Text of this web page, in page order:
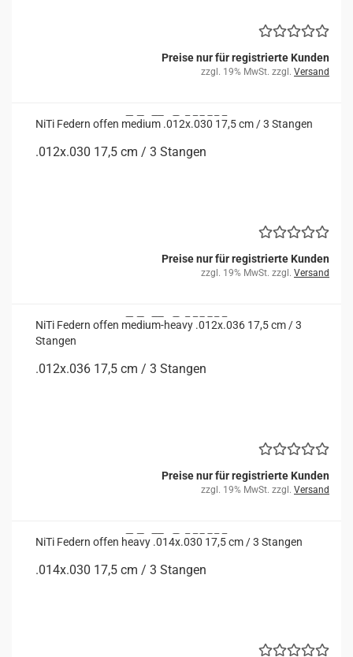
Preise nur für registrierte Kunden
zzgl. 19% MwSt. zzgl. Versand
NiTi Fe­dern offen me­di­um .012x.030 17,5 cm / 3 Stan­gen
.012x.030 17,5 cm / 3 Stan­gen
Preise nur für registrierte Kunden
zzgl. 19% MwSt. zzgl. Versand
NiTi Fe­dern offen medium-​​heavy .012x.036 17,5 cm / 3
Stan­gen
.012x.036 17,5 cm / 3 Stan­gen
Preise nur für registrierte Kunden
zzgl. 19% MwSt. zzgl. Versand
NiTi Fe­dern offen heavy .014x.030 17,5 cm / 3 Stan­gen
.014x.030 17,5 cm / 3 Stan­gen